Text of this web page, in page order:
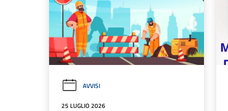
AVVISI
25 LUGLIO 2026